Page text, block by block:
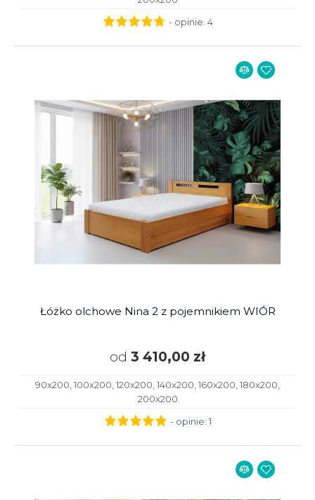
- opinie: 4
Łóżko olchowe Nina 2 z pojemnikiem WIÓR
od 3 410,00 zł
90x200, 100x200, 120x200, 140x200, 160x200, 180x200,
200x200
- opinie: 1